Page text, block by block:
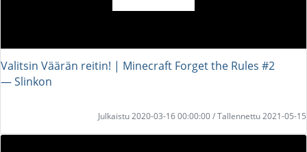
Valitsin Väärän reitin! | Minecraft Forget the Rules #2
― Slinkon
Julkaistu 2020-03-16 00:00:00 / Tallennettu 2021-05-15